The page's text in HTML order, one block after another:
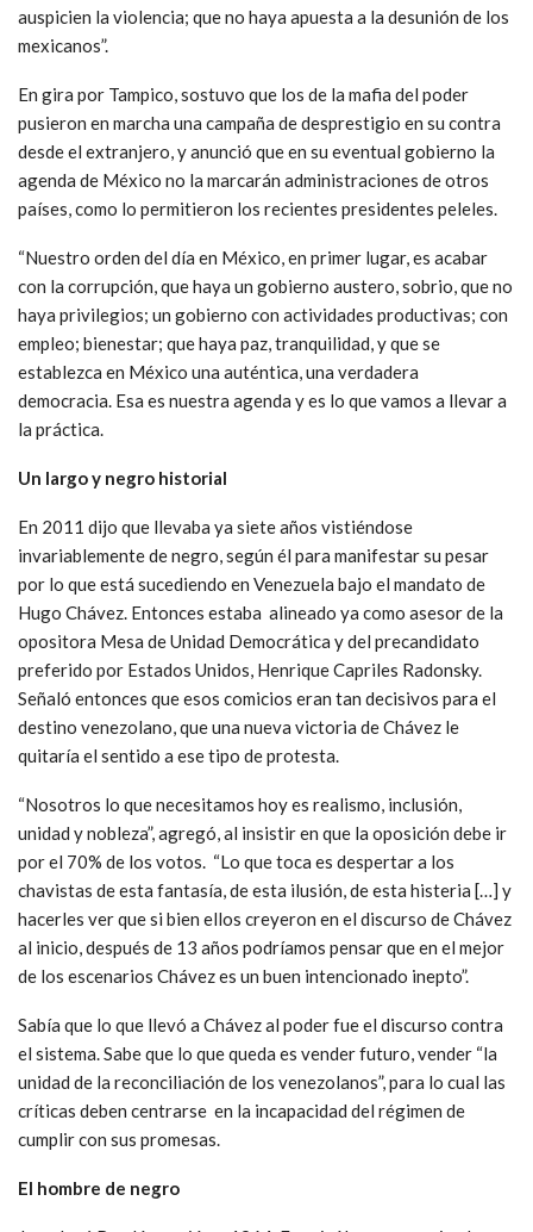
auspicien la violencia; que no haya apuesta a la desunión de los
mexicanos”.
En gira por Tampico, sostuvo que los de la mafia del poder
pusieron en marcha una campaña de desprestigio en su contra
desde el extranjero, y anunció que en su eventual gobierno la
agenda de México no la marcarán administraciones de otros
países, como lo permitieron los recientes presidentes peleles.
“Nuestro orden del día en México, en primer lugar, es acabar
con la corrupción, que haya un gobierno austero, sobrio, que no
haya privilegios; un gobierno con actividades productivas; con
empleo; bienestar; que haya paz, tranquilidad, y que se
establezca en México una auténtica, una verdadera
democracia. Esa es nuestra agenda y es lo que vamos a llevar a
la práctica.
Un largo y negro historial
En 2011 dijo que llevaba ya siete años vistiéndose
invariablemente de negro, según él para manifestar su pesar
por lo que está sucediendo en Venezuela bajo el mandato de
Hugo Chávez. Entonces estaba alineado ya como asesor de la
opositora Mesa de Unidad Democrática y del precandidato
preferido por Estados Unidos, Henrique Capriles Radonsky.
Señaló entonces que esos comicios eran tan decisivos para el
destino venezolano, que una nueva victoria de Chávez le
quitaría el sentido a ese tipo de protesta.
“Nosotros lo que necesitamos hoy es realismo, inclusión,
unidad y nobleza”, agregó, al insistir en que la oposición debe ir
por el 70% de los votos. “Lo que toca es despertar a los
chavistas de esta fantasía, de esta ilusión, de esta histeria […] y
hacerles ver que si bien ellos creyeron en el discurso de Chávez
al inicio, después de 13 años podríamos pensar que en el mejor
de los escenarios Chávez es un buen intencionado inepto”.
Sabía que lo que llevó a Chávez al poder fue el discurso contra
el sistema. Sabe que lo que queda es vender futuro, vender “la
unidad de la reconciliación de los venezolanos”, para lo cual las
críticas deben centrarse en la incapacidad del régimen de
cumplir con sus promesas.
El hombre de negro